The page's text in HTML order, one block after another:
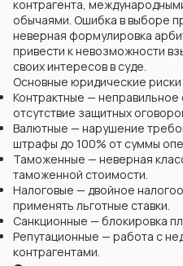
контрагента,
обычаями. Ошибка в выборе
неверная формулировка
привести к невозможности
своих интересов в суде.
Основные юридические
Контрактные — неправильное
отсутствие защитных
Валютные — нарушение
штрафы до 100% от суммы
Таможенные — неверная
таможенной стоимости.
Налоговые — двойное
применять льготные ставки.
Санкционные — блокировка
Репутационные — работа с
контрагентами.